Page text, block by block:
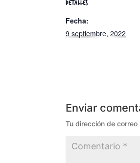
DETALLES
Fecha:
9 septiembre, 2022
Enviar
Tu dirección de